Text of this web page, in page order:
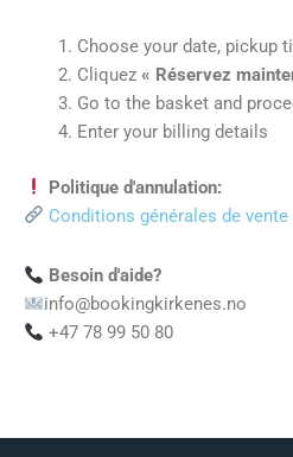
Choose your date, pickup
Cliquez « Réservez
Go to the basket and
Enter your billing details
Politique d'annulation:
Conditions générales de vente
Besoin d'aide?
info@bookingkirkenes.no
+47 78 99 50 80